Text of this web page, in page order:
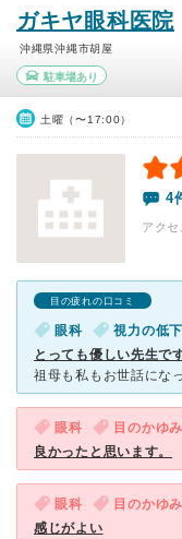
ガキヤ眼科医院
沖縄県沖縄市胡屋
駐車場あり
土曜（〜17:00）
4
アク
目の疲れの口コミ
眼科 視力の低
とっても優しい先生です
眼科 目のかゆ
良かったと思います。
眼科 目のかゆみ
感じがよい